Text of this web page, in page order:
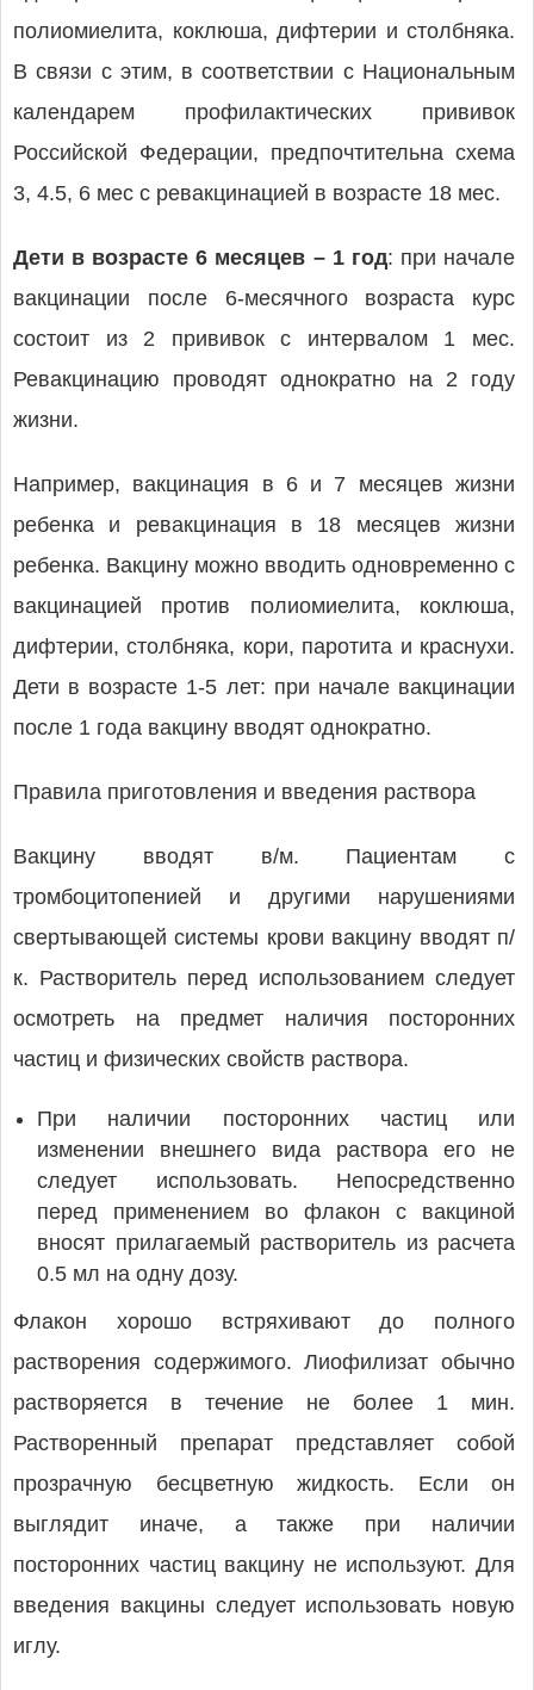
полиомиелита, коклюша, дифтерии и столбняка.
В связи с этим, в соответствии с Национальным
календарем профилактических прививок
Российской Федерации, предпочтительна схема
3, 4.5, 6 мес с ревакцинацией в возрасте 18 мес.
Дети в возрасте 6 месяцев – 1 год: при начале
вакцинации после 6-месячного возраста курс
состоит из 2 прививок с интервалом 1 мес.
Ревакцинацию проводят однократно на 2 году
жизни.
Например, вакцинация в 6 и 7 месяцев жизни
ребенка и ревакцинация в 18 месяцев жизни
ребенка. Вакцину можно вводить одновременно с
вакцинацией против полиомиелита, коклюша,
дифтерии, столбняка, кори, паротита и краснухи.
Дети в возрасте 1-5 лет: при начале вакцинации
после 1 года вакцину вводят однократно.
Правила приготовления и введения раствора
Вакцину вводят в/м. Пациентам с
тромбоцитопенией и другими нарушениями
свертывающей системы крови вакцину вводят п/
к. Растворитель перед использованием следует
осмотреть на предмет наличия посторонних
частиц и физических свойств раствора.
При наличии посторонних частиц или
изменении внешнего вида раствора его не
следует использовать. Непосредственно
перед применением во флакон с вакциной
вносят прилагаемый растворитель из расчета
0.5 мл на одну дозу.
Флакон хорошо встряхивают до полного
растворения содержимого. Лиофилизат обычно
растворяется в течение не более 1 мин.
Растворенный препарат представляет собой
прозрачную бесцветную жидкость. Если он
выглядит иначе, а также при наличии
посторонних частиц вакцину не используют. Для
введения вакцины следует использовать новую
иглу.